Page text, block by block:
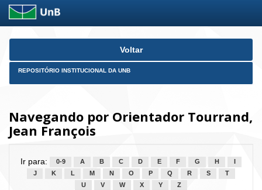
Skip
Voltar
REPOSITÓRIO INSTITUCIONAL DA UNB
Navegando por Orientador Tourrand,
Jean François
Ir para: 0-9 A B C D E F G H
J
K L M N O P Q R S
T
U
V W X Y Z